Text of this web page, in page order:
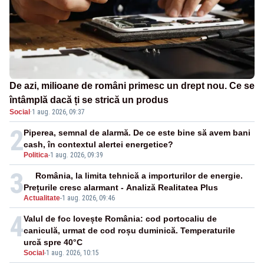
De azi, milioane de români primesc un drept nou. Ce se
întâmplă dacă ți se strică un produs
Social ·1 aug. 2026, 09:37
2 Politica-1 aug. 2026, 09:39
Piperea, semnal de alarmă. De ce este bine să avem bani
cash, în contextul alertei energetice?
3Actualitate-1 aug. 2026, 09:46
România, la limita tehnică a importurilor de energie.
Prețurile cresc alarmant - Analiză Realitatea Plus
4
Social -1 aug. 2026, 10:15
Valul de foc lovește România: cod portocaliu de
caniculă, urmat de cod roșu duminică. Temperaturile
urcă spre 40°C